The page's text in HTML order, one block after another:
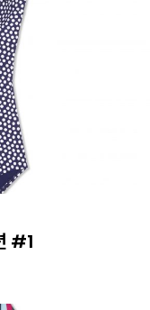
스타일 지수 높여주는 바캉스 패션 #1